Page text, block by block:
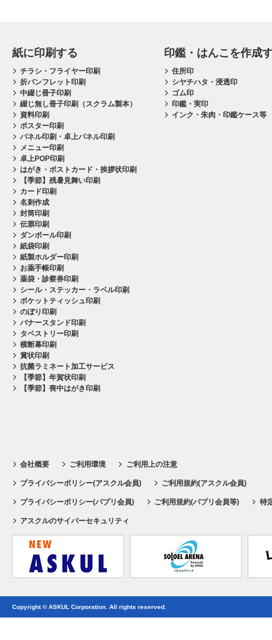
紙に印刷する
チラシ・フライヤー印刷
折パンフレット印刷
中綴じ冊子印刷
綴じ無し冊子印刷（スクラム製本）
資料印刷
ポスター印刷
パネル印刷・卓上パネル印刷
メニュー印刷
卓上POP印刷
はがき・ポストカード・挨拶状印刷
【季節】残暑見舞い印刷
カード印刷
名刺作成
封筒印刷
伝票印刷
ダンボール印刷
紙袋印刷
紙製ホルダー印刷
お薬手帳印刷
薬袋・診察券印刷
シール・ステッカー・ラベル印刷
ポケットティッシュ印刷
のぼり印刷
バナースタンド印刷
タペストリー印刷
横断幕印刷
賞状印刷
抗菌ラミネート加工サービス
【季節】年賀状印刷
【季節】喪中はがき印刷
印鑑・はんこを作成
住所印
シヤチハタ・浸透印
ゴム印
印鑑・実印
インク・朱肉・印鑑ケース等
会社概要 ご利用環境 ご利用上の注意
プライバシーポリシー(アスクル会員) ご利用規約(アスクル会員)
プライバシーポリシー(パプリ会員) ご利用規約(パプリ会員等) 特
アスクルのサイバーセキュリティ
Copyright © ASKUL Corporation. All rights reserved.